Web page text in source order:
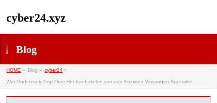
cyber24.xyz
Blog
HOME » Blog » cyber24 »
Wat Onderzoek Zegt Over Het Inschakelen van een Kozijnen Vervangen Specialist